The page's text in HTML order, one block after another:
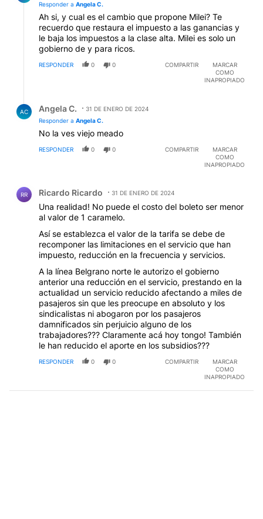
Responder a Angela C.
Ah si, y cual es el cambio que propone Milei? Te
recuerdo que restaura el impuesto a las ganancias y
le baja los impuestos a la clase alta. Milei es solo un
gobierno de y para ricos.
RESPONDER 0 0 COMPARTIR
MARCAR
COMO
INAPROPIADO
AC Angela C.
31 DE ENERO DE 2024
Responder a Angela C.
No la ves viejo meado
RESPONDER 0 0 COMPARTIR
MARCAR
COMO
INAPROPIADO
RR Ricardo Ricardo 31 DE ENERO DE 2024
Una realidad! No puede el costo del boleto ser menor
al valor de 1 caramelo.
Así se establezca el valor de la tarifa se debe de
recomponer las limitaciones en el servicio que han
impuesto, reducción en la frecuencia y servicios.
A la línea Belgrano norte le autorizo el gobierno
anterior una reducción en el servicio, prestando en la
actualidad un servicio reducido afectando a miles de
pasajeros sin que les preocupe en absoluto y los
sindicalistas ni abogaron por los pasajeros
damnificados sin perjuicio alguno de los
trabajadores??? Claramente acá hoy tongo! También
le han reducido el aporte en los subsidios???
RESPONDER 0 0 COMPARTIR
MARCAR
COMO
INAPROPIADO